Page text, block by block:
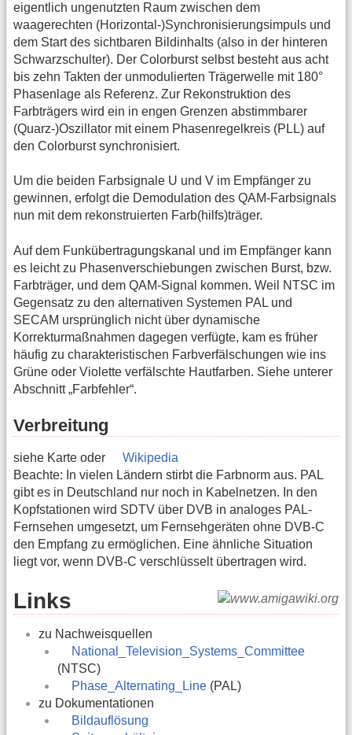
eigentlich ungenutzten Raum zwischen dem
waagerechten (Horizontal-)Synchronisierungsimpuls und
dem Start des sichtbaren Bildinhalts (also in der hinteren
Schwarzschulter). Der Colorburst selbst besteht aus acht
bis zehn Takten der unmodulierten Trägerwelle mit 180°
Phasenlage als Referenz. Zur Rekonstruktion des
Farbträgers wird ein in engen Grenzen abstimmbarer
(Quarz-)Oszillator mit einem Phasenregelkreis (PLL) auf
den Colorburst synchronisiert.
Um die beiden Farbsignale U und V im Empfänger zu
gewinnen, erfolgt die Demodulation des QAM-Farbsignals
nun mit dem rekonstruierten Farb(hilfs)träger.
Auf dem Funkübertragungskanal und im Empfänger kann
es leicht zu Phasenverschiebungen zwischen Burst, bzw.
Farbträger, und dem QAM-Signal kommen. Weil NTSC im
Gegensatz zu den alternativen Systemen PAL und
SECAM ursprünglich nicht über dynamische
Korrekturmaßnahmen dagegen verfügte, kam es früher
häufig zu charakteristischen Farbverfälschungen wie ins
Grüne oder Violette verfälschte Hautfarben. Siehe unterer
Abschnitt „Farbfehler“.
Verbreitung
siehe Karte oder
Wikipedia
Beachte: In vielen Ländern stirbt die Farbnorm aus. PAL
gibt es in Deutschland nur noch in Kabelnetzen. In den
Kopfstationen wird SDTV über DVB in analoges PAL-
Fernsehen umgesetzt, um Fernsehgeräten ohne DVB-C
den Empfang zu ermöglichen. Eine ähnliche Situation
liegt vor, wenn DVB-C verschlüsselt übertragen wird.
Links
zu Nachweisquellen
National_Television_Systems_Committee
(NTSC)
Phase_Alternating_Line (PAL)
zu Dokumentationen
Bildauflösung